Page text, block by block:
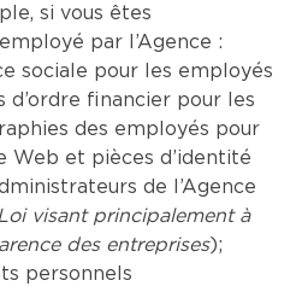
si vous êtes
par l’Agence :
sociale pour les employés
d’ordre financier pour les
des employés pour
Web et pièces d’identité
de l’Agence
Loi visant principalement à
des entreprises);
personnels